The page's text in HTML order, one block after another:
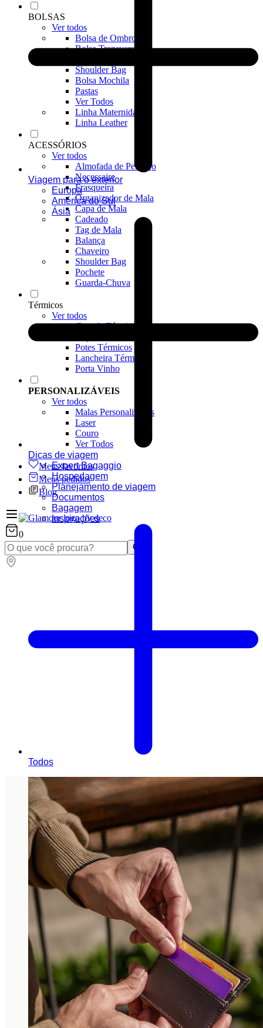
BOLSAS
Ver todos
Bolsa de Ombro
Bolsa Transversal
Shoulder Bag
Bolsa Mochila
Pastas
Ver Todos
Linha Maternidade
Linha Leather
ACESSÓRIOS
Ver todos
Almofada de Pescoço
Necessaire
Frasqueira
Organizador de Mala
Capa de Mala
Cadeado
Tag de Mala
Balança
Chaveiro
Shoulder Bag
Pochete
Guarda-Chuva
Térmicos
Ver todos
Garrafa Térmica
Potes Térmicos
Lancheira Térmica
Porta Vinho
PERSONALIZÁVEIS
Ver todos
Malas Personalizadas
Laser
Couro
Ver Todos
Meus favoritos
Meus pedidos
Blog
0
Viagem para o exterior
Europa
América do Sul
Ásia
Dicas de viagem
Expert Bagaggio
Hospedagem
Planejamento de viagem
Documentos
Bagagem
Inspirações
Todos